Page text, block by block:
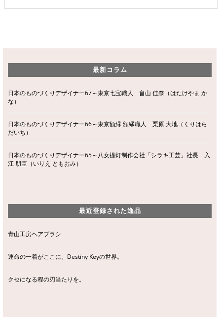
最新コラム
日本のものづくりデザイナー67～東京七宝職人 畠山 佳奈（はたけやま か
な）
日本のものづくりデザイナー66～東京額縁 額縁職人 栗原 大地（くりはら
だいち）
日本のものづくりデザイナー65～八女提灯制作会社「シラキ工芸」社長 入
江 朋臣（いりえ ともおみ）
最近登録された逸品
青山工房ヘアブラシ
運命の一着がここに。Destiny Keyの世界。
クセになる程の刃当たりを。